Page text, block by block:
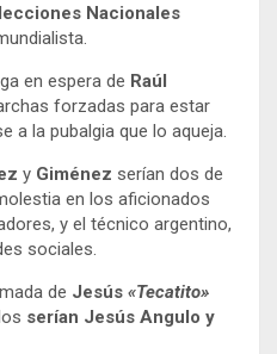
Nacionales
en espera de Raúl
forzadas para estar
a la pubalgia que lo aqueja.
y Giménez serían dos de
en los aficionados
y el técnico argentino,
sociales.
de Jesús «Tecatito»
serían Jesús Angulo y